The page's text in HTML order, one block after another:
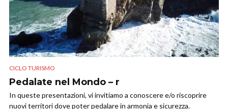
CICLO TURISMO
Pedalate nel Mondo – r
In queste presentazioni, vi invitiamo a conoscere e/o riscoprire
nuovi territori dove poter pedalare in armonia e sicurezza.